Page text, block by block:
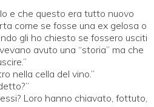
e che questo era tutto nuovo
come se fosse una ex gelosa o
gli ho chiesto se fossero usciti
avuto una “storia” ma che
nella cella del vino.”
Loro hanno chiavato, fottuto,